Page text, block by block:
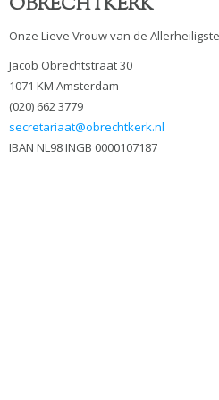
Onze Lieve Vrouw van de
Jacob Obrechtstraat 30
1071 KM Amsterdam
(020) 662 3779
secretariaat@obrechtkerk.nl
IBAN NL98 INGB 0000107187